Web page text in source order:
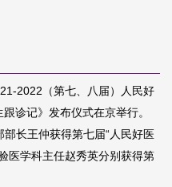
2022（第七、八届）人民好
诊记》发布仪式在京举行。
长王仲获得第七届“人民好医
医学科主任赵秀英分别获得第